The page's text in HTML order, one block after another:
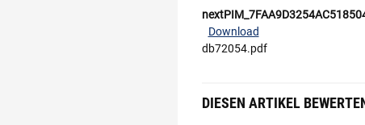
Download
db72054.pdf
DIESEN ARTIKEL